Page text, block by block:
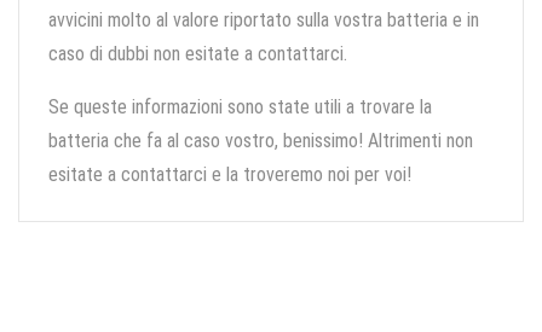
avvicini molto al valore riportato sulla vostra batteria e in
caso di dubbi non esitate a contattarci.
Se queste informazioni sono state utili a trovare la
batteria che fa al caso vostro, benissimo! Altrimenti non
esitate a contattarci e la troveremo noi per voi!